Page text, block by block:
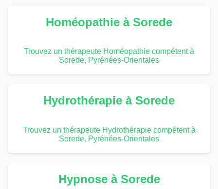
Homéopathie à Sorede
Trouvez un thérapeute Homéopathie compétent à
Sorede, Pyrénées-Orientales
Hydrothérapie à Sorede
Trouvez un thérapeute Hydrothérapie compétent à
Sorede, Pyrénées-Orientales
Hypnose à Sorede